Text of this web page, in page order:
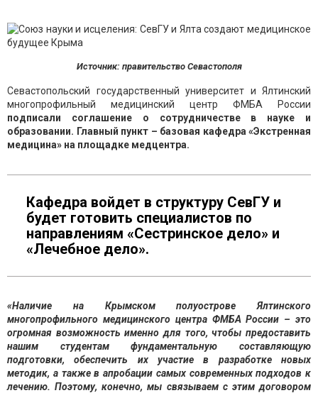
Источник: правительство Севастополя
Севастопольский государственный университет и Ялтинский
многопрофильный медицинский центр ФМБА России
подписали соглашение о сотрудничестве в науке и
образовании. Главный пункт – базовая кафедра «Экстренная
медицина» на площадке медцентра.
Кафедра войдет в структуру СевГУ и
будет готовить специалистов по
направлениям «Сестринское дело» и
«Лечебное дело».
«Наличие на Крымском полуострове Ялтинского
многопрофильного медицинского центра ФМБА России – это
огромная возможность именно для того, чтобы предоставить
нашим студентам фундаментальную составляющую
подготовки, обеспечить их участие в разработке новых
методик, а также в апробации самых современных подходов к
лечению. Поэтому, конечно, мы связываем с этим договором